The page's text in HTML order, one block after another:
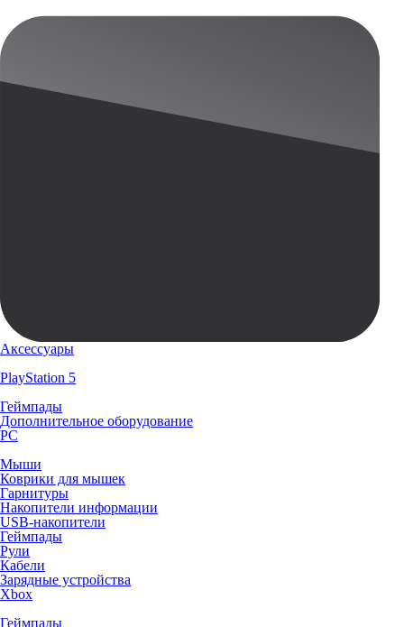
Аксессуары
PlayStation 5
Геймпады
Дополнительное оборудование
PC
Мыши
Коврики для мышек
Гарнитуры
Накопители информации
USB-накопители
Геймпады
Рули
Кабели
Зарядные устройства
Xbox
Геймпады